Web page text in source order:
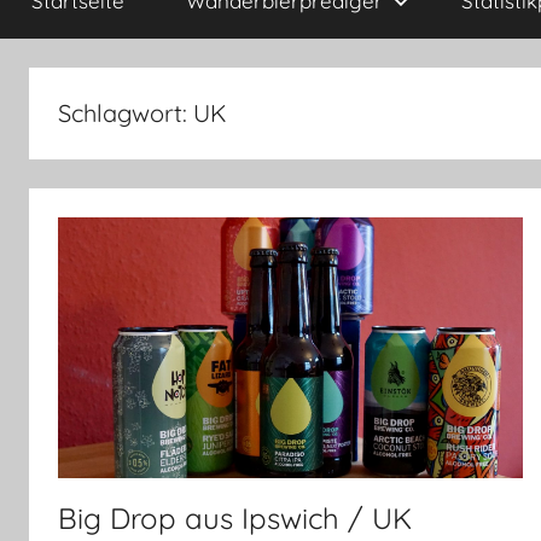
Schlagwort: UK
Big Drop aus Ipswich / UK